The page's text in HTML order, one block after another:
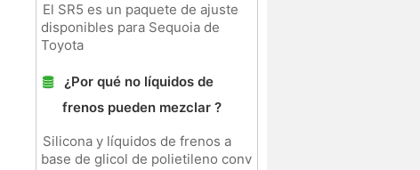
El SR5 es un paquete de ajuste
disponibles para Sequoia de
Toyota
¿Por qué no líquidos de
frenos pueden mezclar ?
Silicona y líquidos de frenos a
base de glicol de polietileno conv